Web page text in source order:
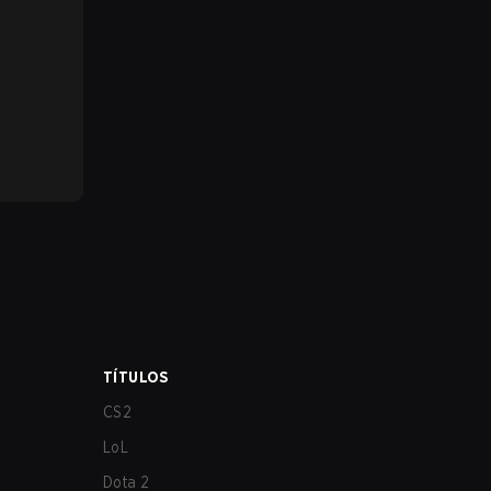
TÍTULOS
CS2
LoL
Dota 2